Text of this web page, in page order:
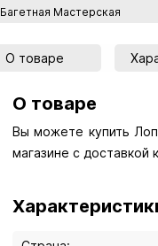
Багетная Мастерская
О товаре
О товаре
Вы можете купить
магазине с доставкой